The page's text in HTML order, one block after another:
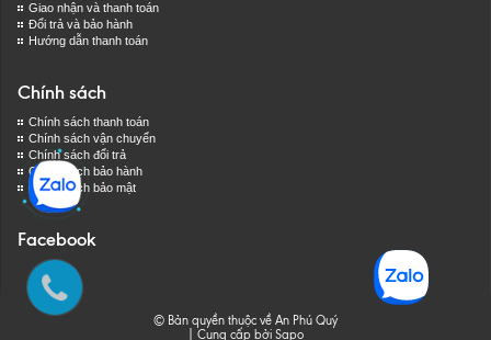
Giao nhận và thanh toán
Đổi trả và bảo hành
Hướng dẫn thanh toán
Chính sách
Chính sách thanh toán
Chính sách vận chuyển
Chính sách đổi trả
Chính sách bảo hành
Chính sách bảo mật
Facebook
© Bản quyền thuộc về An Phú Quý
Cung cấp bởi Sapo